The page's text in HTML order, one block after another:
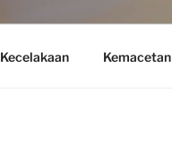
Kecelakaan Kemacetan